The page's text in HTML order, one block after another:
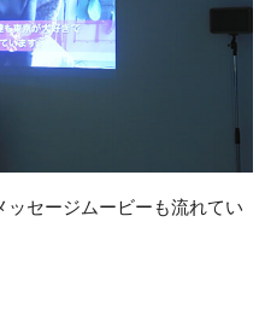
セージムービーも流れてい